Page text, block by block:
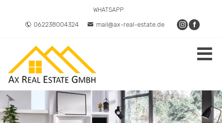
WHATSAPP
062238004324 mail@ax-real-estate.de